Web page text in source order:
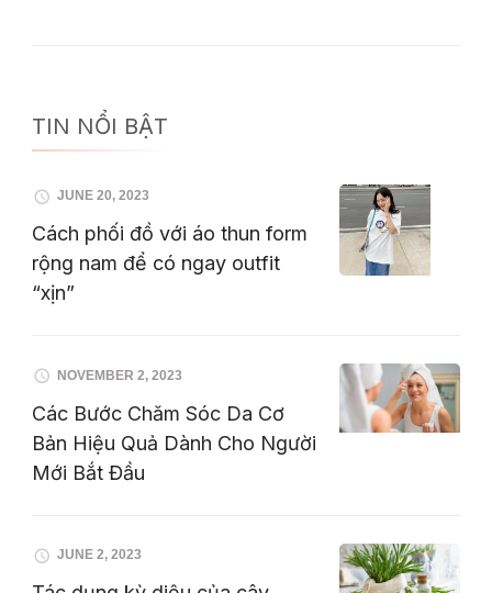
TIN NỔI BẬT
JUNE 20, 2023
Cách phối đồ với áo thun form
rộng nam để có ngay outfit
“xịn”
NOVEMBER 2, 2023
Các Bước Chăm Sóc Da Cơ
Bản Hiệu Quả Dành Cho Người
Mới Bắt Đầu
JUNE 2, 2023